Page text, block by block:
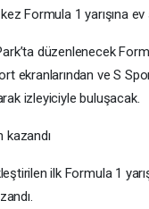
Formula 1 yarışına
düzenlenecek
ekranlarından ve S
izleyiciyle buluşacak.
kazandı
ilk Formula 1